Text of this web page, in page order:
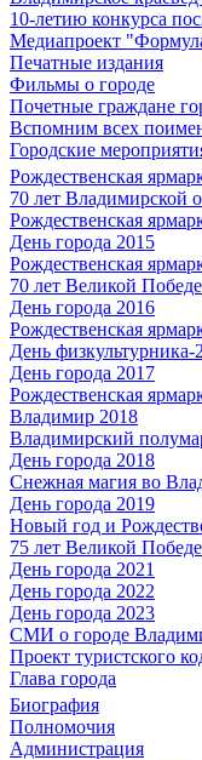
10-летию конкурса
Медиапроект
Печатные издания
Фильмы о городе
Почетные граждане
Вспомним всех
Городские
Рождественская
70 лет Владимирской
Рождественская
День города 2015
Рождественская
70 лет Великой Победе
День города 2016
Рождественская
День физкультурника-
День города 2017
Рождественская
Владимир 2018
Владимирский
День города 2018
Снежная магия во
День города 2019
Новый год и
75 лет Великой Победе
День города 2021
День города 2022
День города 2023
СМИ о городе
Проект туристского
Глава города
Биография
Полномочия
Администрация